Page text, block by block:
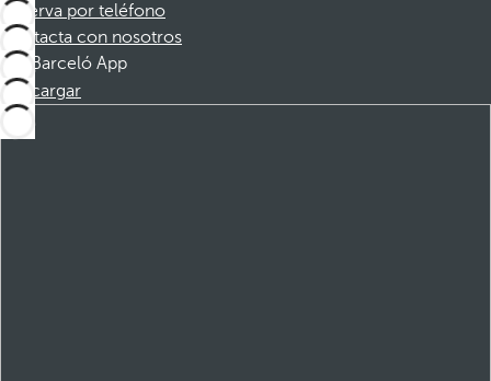
Reserva por teléfono
Contacta con nosotros
Barceló App
Descargar